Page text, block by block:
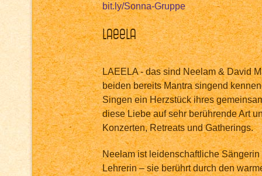
bit.ly/Sonna-Gruppe
LAEELA
LAEELA - das sind Neelam & David
beiden bereits Mantra singend
Singen ein Herzstück ihres
diese Liebe auf sehr berührende Art
Konzerten, Retreats und Gatherings.
Neelam ist leidenschaftliche
Lehrerin – sie berührt durch den